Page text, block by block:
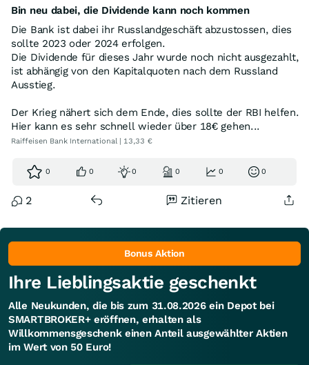
Bin neu dabei, die Dividende kann noch kommen
Die Bank ist dabei ihr Russlandgeschäft abzustossen, dies
sollte 2023 oder 2024 erfolgen.
Die Dividende für dieses Jahr wurde noch nicht ausgezahlt,
ist abhängig von den Kapitalquoten nach dem Russland
Ausstieg.
Der Krieg nähert sich dem Ende, dies sollte der RBI helfen.
Hier kann es sehr schnell wieder über 18€ gehen...
Raiffeisen Bank International | 13,33 €
0 0 0 0 0 0
2 Zitieren
Bonus Aktion
Ihre Lieblingsaktie geschenkt
Alle Neukunden, die bis zum 31.08.2026 ein Depot bei
SMARTBROKER+ eröffnen, erhalten als
Willkommensgeschenk einen Anteil ausgewählter Aktien
im Wert von 50 Euro!